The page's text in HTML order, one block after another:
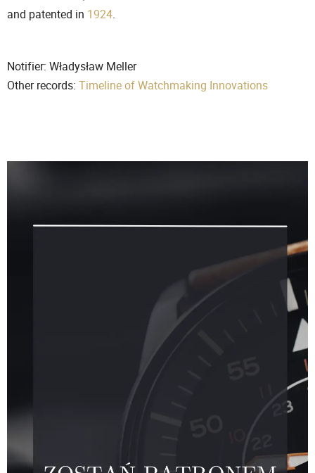
and patented in 1924.
Notifier: Władysław Meller
Other records: Timeline of Watchmaking Innovations